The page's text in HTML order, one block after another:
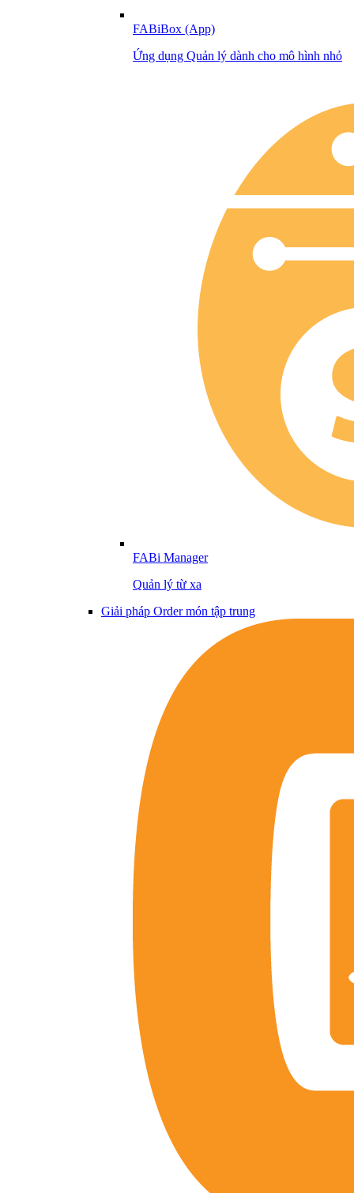
FABiBox (App)
Ứng dụng Quản lý dành cho mô hình nhỏ
FABi Manager
Quản lý từ xa
Giải pháp Order món tập trung